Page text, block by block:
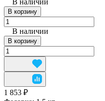
В корзину
В наличии
В корзину
1 853 ₽